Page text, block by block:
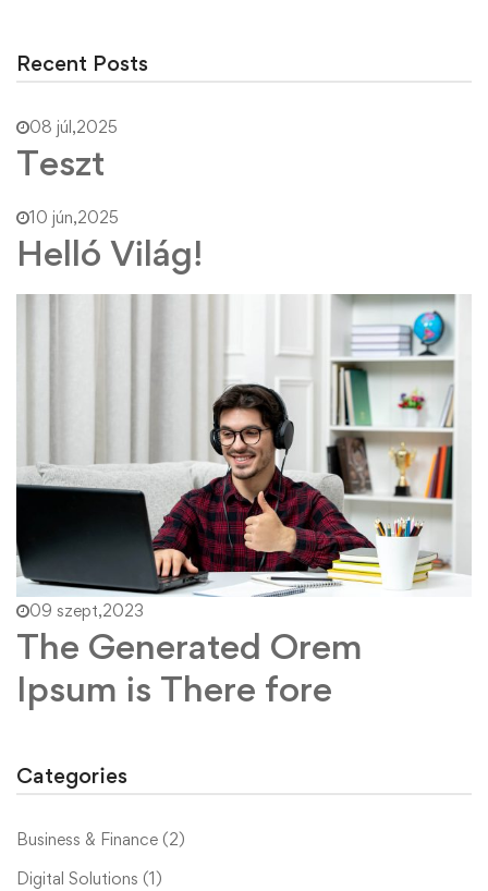
Recent Posts
08 júl,2025
Teszt
10 jún,2025
Helló Világ!
09 szept,2023
The Generated Orem
Ipsum is There fore
Categories
Business & Finance (2)
Digital Solutions (1)